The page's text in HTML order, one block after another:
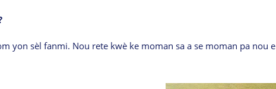
yon sèl fanmi. Nou rete kwè ke moman sa a se moman pa nou